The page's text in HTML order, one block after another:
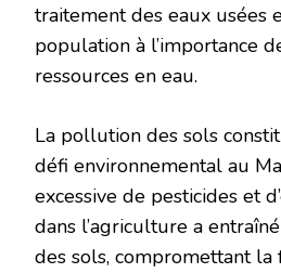
traitement des eaux usées
population à l’importance
ressources en eau.
La pollution des sols
défi environnemental au
excessive de pesticides et
dans l’agriculture a
des sols, compromettant